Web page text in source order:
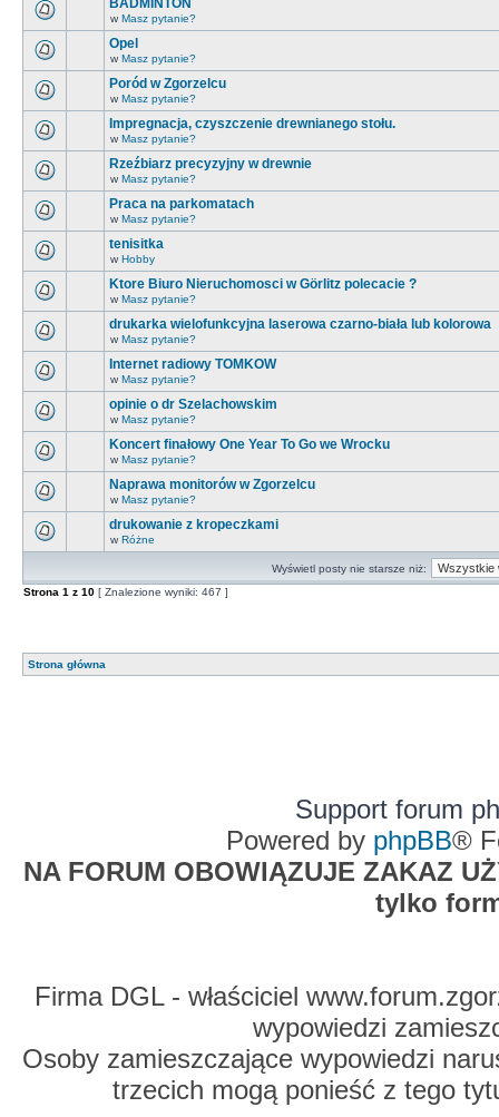
BADMINTON
w Masz pytanie?
Opel
w Masz pytanie?
Poród w Zgorzelcu
w Masz pytanie?
Impregnacja, czyszczenie drewnianego stołu.
w Masz pytanie?
Rzeźbiarz precyzyjny w drewnie
w Masz pytanie?
Praca na parkomatach
w Masz pytanie?
tenisitka
w Hobby
Ktore Biuro Nieruchomosci w Görlitz polecacie ?
w Masz pytanie?
drukarka wielofunkcyjna laserowa czarno-biała lub kolorowa
w Masz pytanie?
Internet radiowy TOMKOW
w Masz pytanie?
opinie o dr Szelachowskim
w Masz pytanie?
Koncert finałowy One Year To Go we Wrocku
w Masz pytanie?
Naprawa monitorów w Zgorzelcu
w Masz pytanie?
drukowanie z kropeczkami
w Różne
Wyświetl posty nie starsze niż:
Strona 1 z 10 [ Znalezione wyniki: 467 ]
Strona główna
Support forum
Powered by phpBB®
NA FORUM OBOWIĄZUJE ZAKAZ
tylko
Firma DGL - właściciel
wypowiedzi
Osoby zamieszczające wypowiedzi
trzecich mogą ponieść z tego